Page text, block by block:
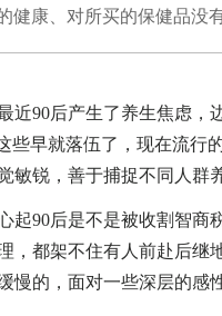
健康、对所买的保健品没
90后产生了养生焦虑，
早就落伍了，现在流行
敏锐，善于捕捉不同人群
90后是不是被收割智商
，都架不住有人前赴后继
慢的，面对一些深层的感